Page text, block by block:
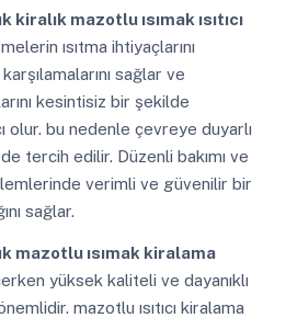
kiralık mazotlu ısımak ısıtıcı
ısıtma ihtiyaçlarını
sağlar ve
kesintisiz bir şekilde
olur. bu nedenle çevreye duyarlı
tercih edilir. Düzenli bakımı ve
verimli ve güvenilir bir
sağlar.
mazotlu ısımak kiralama
yüksek kaliteli ve dayanıklı
mazotlu ısıtıcı kiralama